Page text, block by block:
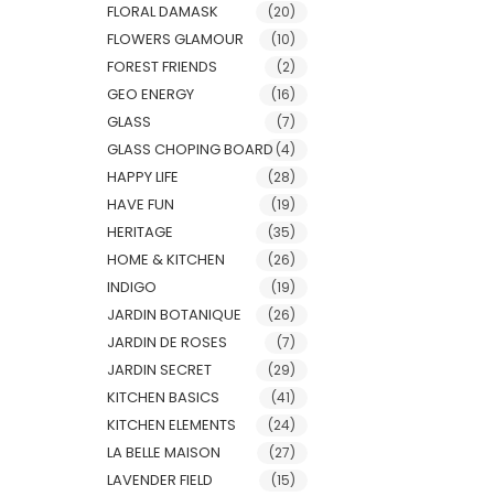
FLORAL DAMASK (20)
FLOWERS GLAMOUR (10)
FOREST FRIENDS (2)
GEO ENERGY (16)
GLASS (7)
GLASS CHOPING BOARD (4)
HAPPY LIFE (28)
HAVE FUN (19)
HERITAGE (35)
HOME & KITCHEN (26)
INDIGO (19)
JARDIN BOTANIQUE (26)
JARDIN DE ROSES (7)
JARDIN SECRET (29)
KITCHEN BASICS (41)
KITCHEN ELEMENTS (24)
LA BELLE MAISON (27)
LAVENDER FIELD (15)